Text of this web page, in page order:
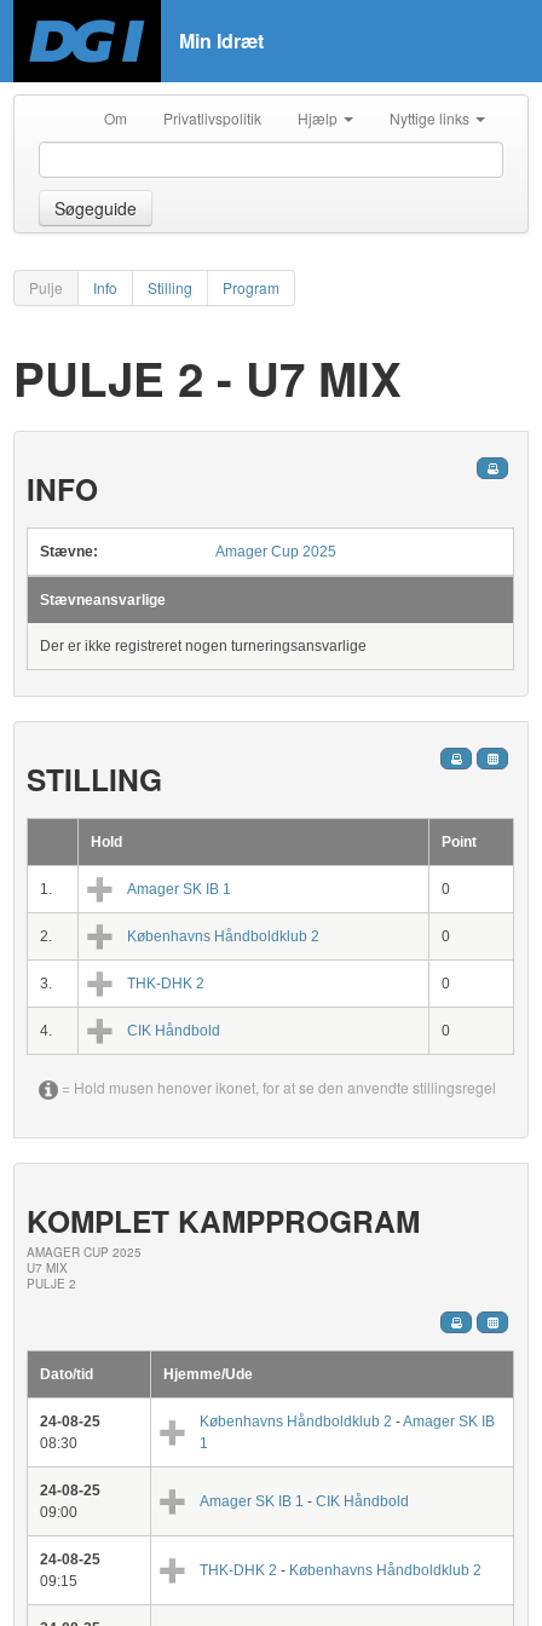
Min Idræt
Om Privatlivspolitik Hjælp Nyttige links
Søgeguide
Pulje Info Stilling Program
PULJE 2 - U7 MIX
INFO
Stævne: Amager Cup 2025
Stævneansvarlige
Der er ikke registreret nogen turneringsansvarlige
STILLING
Hold Point
1. Amager SK IB 1 0
2. Københavns Håndboldklub 2 0
3. THK-DHK 2 0
4. CIK Håndbold 0
= Hold musen henover ikonet, for at se den anvendte stillingsregel
KOMPLET KAMPPROGRAM
AMAGER CUP 2025
U7 MIX
PULJE 2
Dato/tid Hjemme/Ude
24-08-25
08:30
Københavns Håndboldklub 2 -Amager SK IB
1
24-08-25
09:00
Amager SK IB 1 -CIK Håndbold
24-08-25
09:15
THK-DHK 2 - Københavns Håndboldklub 2